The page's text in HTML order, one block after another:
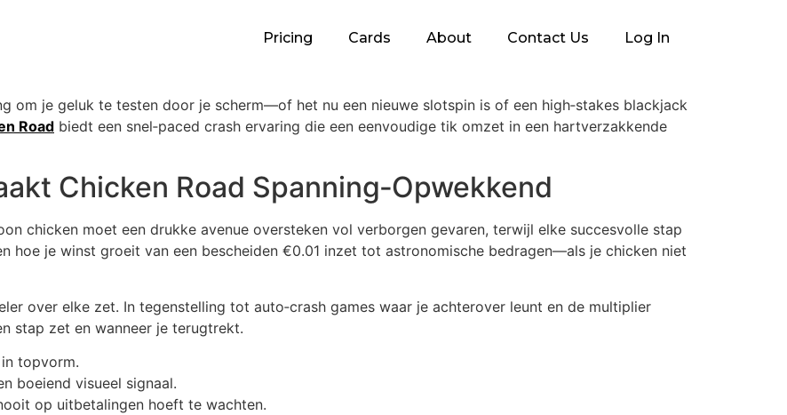
Pricing Cards About Contact Us Log In
om je geluk te testen door je scherm—of het nu een nieuwe slotspin is of een high‑stakes blackjack
Road biedt een snel‑paced crash ervaring die een eenvoudige tik omzet in een hartverzakkende
Chicken Road Spanning‑Opwekkend
chicken moet een drukke avenue oversteken vol verborgen gevaren, terwijl elke succesvolle stap
hoe je winst groeit van een bescheiden €0.01 inzet tot astronomische bedragen—als je chicken niet
over elke zet. In tegenstelling tot auto‑crash games waar je achterover leunt en de multiplier
stap zet en wanneer je terugtrekt.
topvorm.
boeiend visueel signaal.
op uitbetalingen hoeft te wachten.